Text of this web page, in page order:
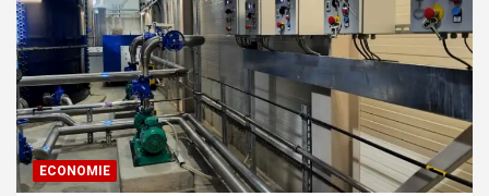
ECONOMIE